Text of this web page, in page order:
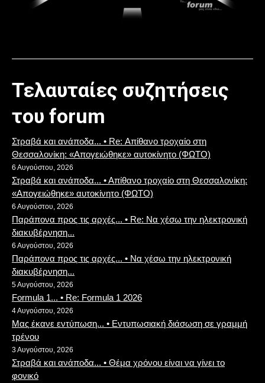
Τελαυταίες συζητήσεις
του forum
Στραβά και ανάποδα... • Re: Απίθανο τροχαίο στη
Θεσσαλονίκη: «Απογειώθηκε» αυτοκίνητο (ΦΩΤΟ)
6 Αυγούστου, 2026
Στραβά και ανάποδα... • Απίθανο τροχαίο στη Θεσσαλονίκη:
«Απογειώθηκε» αυτοκίνητο (ΦΩΤΟ)
6 Αυγούστου, 2026
Παράπονα προς τις αρχές... • Re: Να χέσω την ηλεκτρονική
διακυβέρνηση...
6 Αυγούστου, 2026
Παράπονα προς τις αρχές... • Να χέσω την ηλεκτρονική
διακυβέρνηση...
5 Αυγούστου, 2026
Formula 1... • Re: Formula 1 2026
4 Αυγούστου, 2026
Μας έκανε εντύπωση... • Εντυπωσιακή διάσωση σε γραμμή
τρένου
3 Αυγούστου, 2026
Στραβά και ανάποδα... • Θέμα χρόνου είναι να γίνει το
φονικό